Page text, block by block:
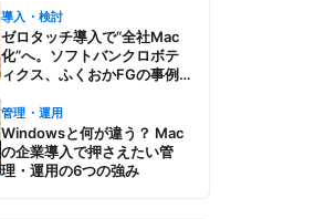
導入・検討
ゼロタッチ導入で“全社Mac
化”へ。ソフトバンクロボテ
ィクス、ふくおかFGの事例
週のAppleビジネストレン
ド】
管理・運用
Windowsと何が違う？ Mac
の企業導入で押さえたい管
理・運用の6つの強み